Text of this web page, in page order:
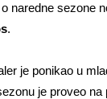
naredne sezone
.
je ponikao u
je proveo na